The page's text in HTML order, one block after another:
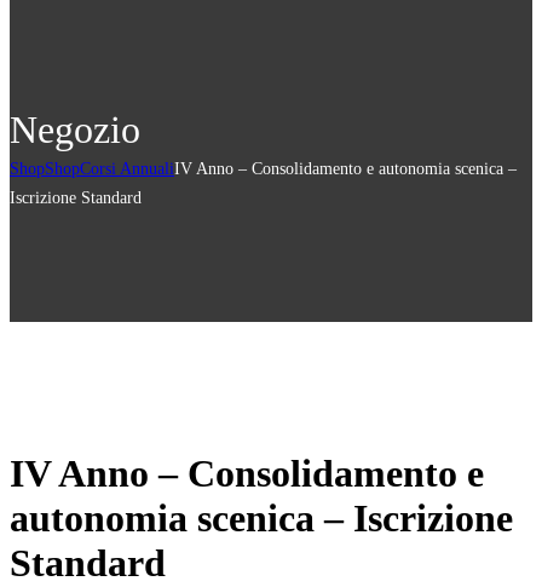
Negozio
ShopShopCorsi AnnualiIV Anno – Consolidamento e autonomia scenica –
Iscrizione Standard
IV Anno – Consolidamento e
autonomia scenica – Iscrizione
Standard